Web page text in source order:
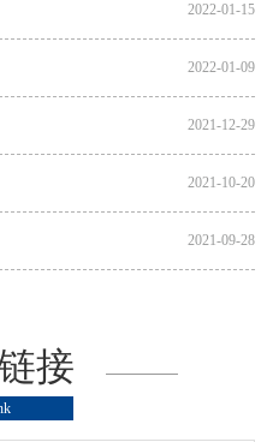
2022-01-15
2022-01-09
2021-12-29
2021-10-20
2021-09-28
接